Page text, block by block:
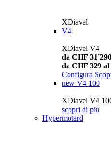
XDiavel
V4
XDiavel V4
da CHF 31´290
da CHF 329 al
Configura
new V4 100
XDiavel V4
scopri di più
Hypermotard